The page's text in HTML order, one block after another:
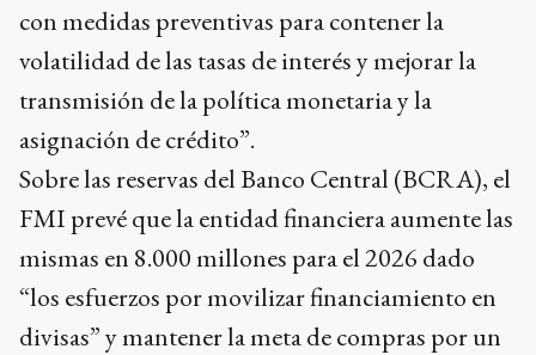
con medidas preventivas para contener la
volatilidad de las tasas de interés y mejorar la
transmisión de la política monetaria y la
asignación de crédito”.
Sobre las reservas del Banco Central (BCRA), el
FMI prevé que la entidad financiera aumente las
mismas en 8.000 millones para el 2026 dado
“los esfuerzos por movilizar financiamiento en
divisas” y mantener la meta de compras por un